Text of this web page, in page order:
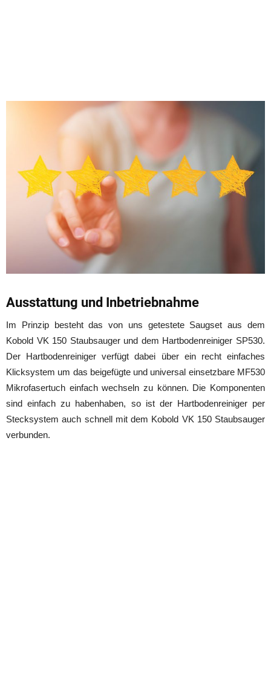
Ausstattung und Inbetriebnahme
Im Prinzip besteht das von uns getestete Saugset aus dem
Kobold VK 150 Staubsauger und dem Hartbodenreiniger SP530.
Der Hartbodenreiniger verfügt dabei über ein recht einfaches
Klicksystem um das beigefügte und universal einsetzbare MF530
Mikrofasertuch einfach wechseln zu können. Die Komponenten
sind einfach zu habenhaben, so ist der Hartbodenreiniger per
Stecksystem auch schnell mit dem Kobold VK 150 Staubsauger
verbunden.